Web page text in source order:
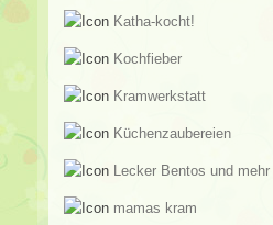
Katha-kocht!
Kochfieber
Kramwerkstatt
Küchenzaubereien
Lecker Bentos und mehr
mamas kram